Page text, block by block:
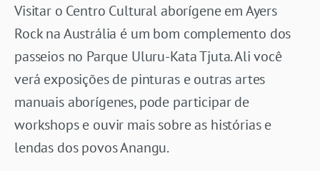
Visitar o Centro Cultural aborígene em Ayers
Rock na Austrália é um bom complemento dos
passeios no Parque Uluru-Kata Tjuta. Ali você
verá exposições de pinturas e outras artes
manuais aborígenes, pode participar de
workshops e ouvir mais sobre as histórias e
lendas dos povos Anangu.